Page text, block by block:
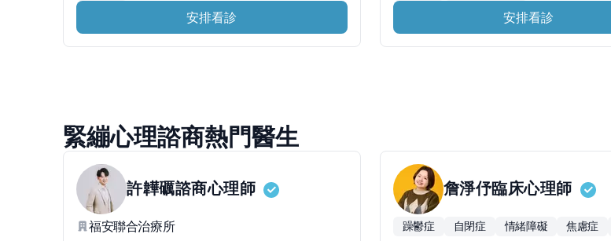
安排看診 安排看診
緊繃心理諮商熱門醫生
許韡礪諮商心理師
福安聯合治療所
詹淨伃臨床心理師
躁鬱症 自閉症 情緒障礙 焦慮症